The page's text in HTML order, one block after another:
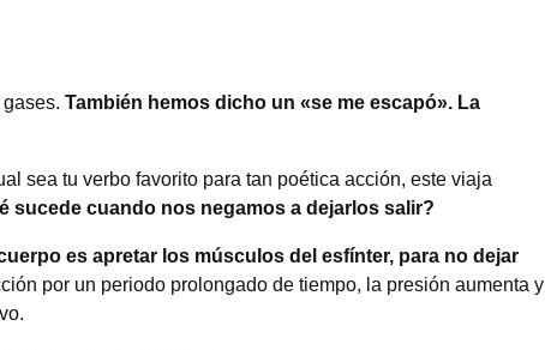
También hemos dicho un «se me escapó». La
sea tu verbo favorito para tan poética acción, este viaja
sucede cuando nos negamos a dejarlos salir?
es apretar los músculos del esfínter, para no dejar
por un periodo prolongado de tiempo, la presión aumenta y